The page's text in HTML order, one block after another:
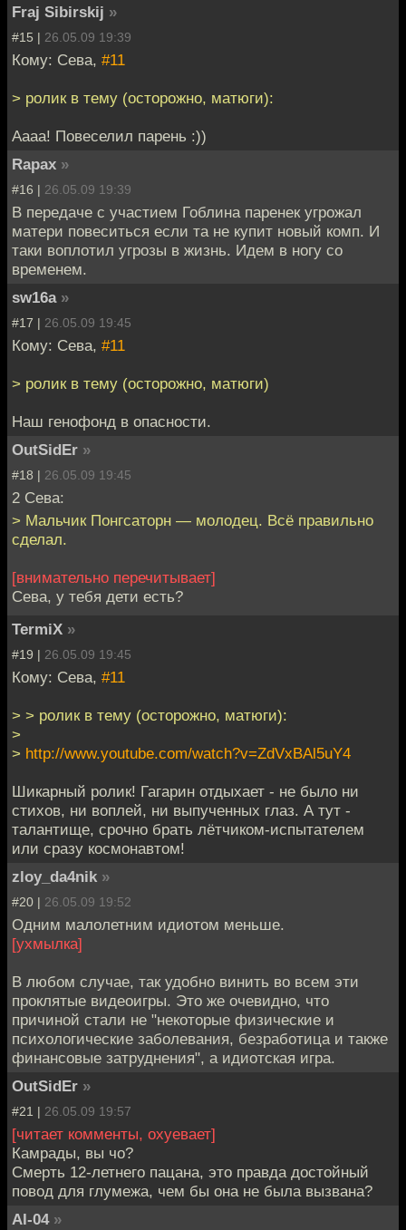
Fraj Sibirskij »
#15 | 26.05.09 19:39
Кому: Сева, #11
> ролик в тему (осторожно, матюги):
Аааа! Повеселил парень :))
Rapax »
#16 | 26.05.09 19:39
В передаче с участием Гоблина паренек угрожал
матери повеситься если та не купит новый комп. И
таки воплотил угрозы в жизнь. Идем в ногу со
временем.
sw16a »
#17 | 26.05.09 19:45
Кому: Сева, #11
> ролик в тему (осторожно, матюги)
Наш генофонд в опасности.
OutSidEr »
#18 | 26.05.09 19:45
2 Сева:
> Мальчик Понгсаторн — молодец. Всё правильно
сделал.
[внимательно перечитывает]
Сева, у тебя дети есть?
TermiX »
#19 | 26.05.09 19:45
Кому: Сева, #11
> > ролик в тему (осторожно, матюги):
>
> http://www.youtube.com/watch?v=ZdVxBAl5uY4
Шикарный ролик! Гагарин отдыхает - не было ни
стихов, ни воплей, ни выпученных глаз. А тут -
талантище, срочно брать лётчиком-испытателем
или сразу космонавтом!
zloy_da4nik »
#20 | 26.05.09 19:52
Одним малолетним идиотом меньше.
[ухмылка]
В любом случае, так удобно винить во всем эти
проклятые видеоигры. Это же очевидно, что
причиной стали не "некоторые физические и
психологические заболевания, безработица и также
финансовые затруднения", а идиотская игра.
OutSidEr »
#21 | 26.05.09 19:57
[читает комменты, охуевает]
Камрады, вы чо?
Смерть 12-летнего пацана, это правда достойный
повод для глумежа, чем бы она не была вызвана?
AI-04 »